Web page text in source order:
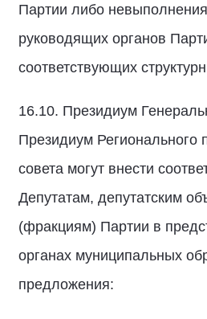
Партии либо
руководящих органов
соответствующих
16.10. Президиум
Президиум Регионального
совета могут внести
Депутатам, депутатским
(фракциям) Партии в
органах муниципальных
предложения: